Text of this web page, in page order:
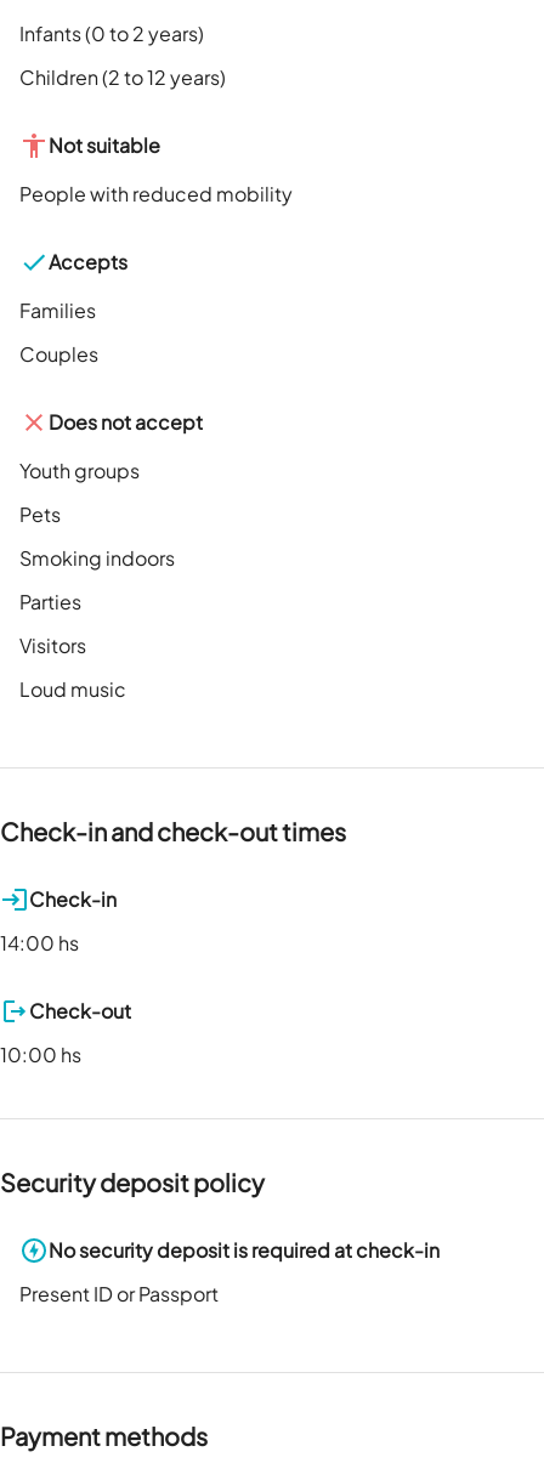
Infants (0 to 2 years)
Children (2 to 12 years)
Not suitable
People with reduced mobility
Accepts
Families
Couples
Does not accept
Youth groups
Pets
Smoking indoors
Parties
Visitors
Loud music
Check-in and check-out times
Check-in
14:00 hs
Check-out
10:00 hs
Security deposit policy
No security deposit is required at check-in
Present ID or Passport
Payment methods